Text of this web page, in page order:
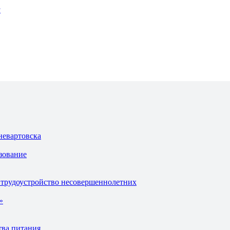
несовершеннолетних
питания